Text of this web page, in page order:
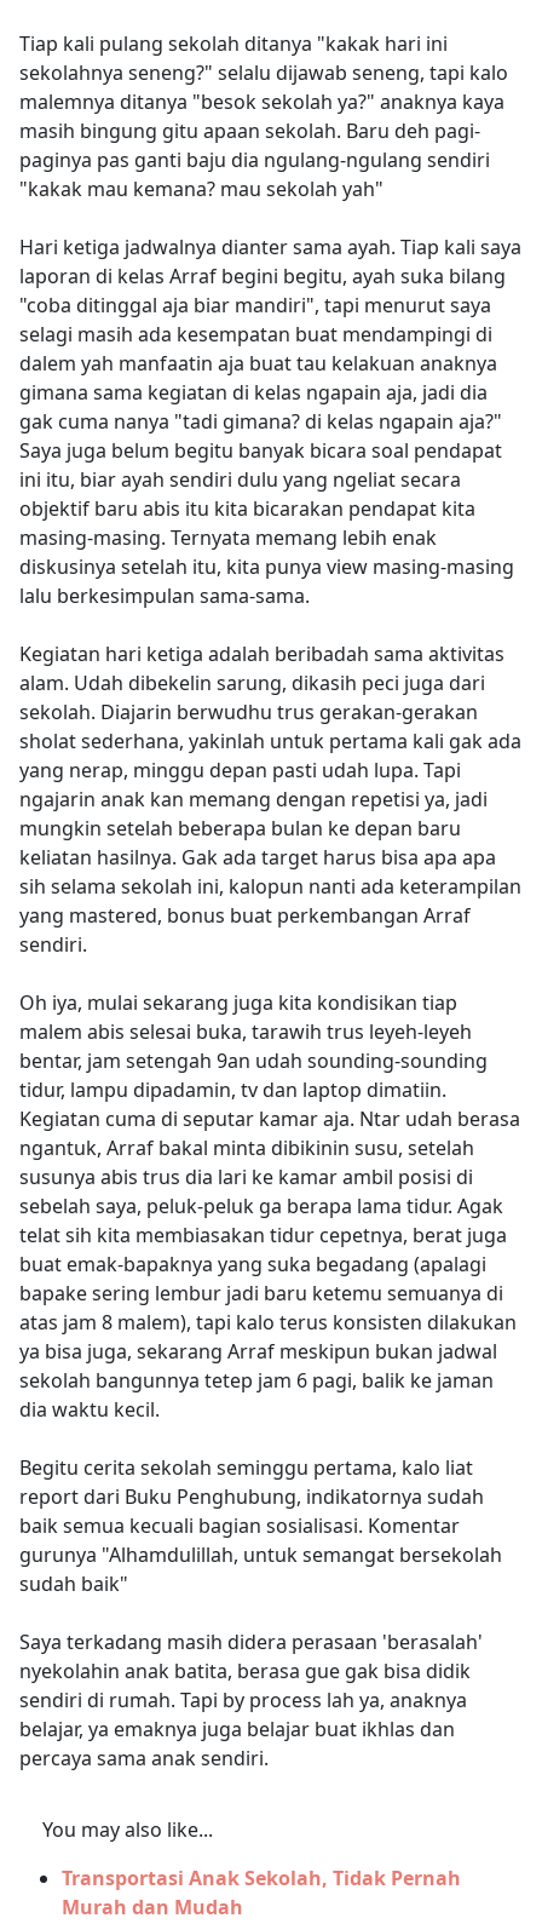
Tiap kali pulang sekolah ditanya "kakak hari ini
sekolahnya seneng?" selalu dijawab seneng, tapi kalo
malemnya ditanya "besok sekolah ya?" anaknya kaya
masih bingung gitu apaan sekolah. Baru deh pagi-
paginya pas ganti baju dia ngulang-ngulang sendiri
"kakak mau kemana? mau sekolah yah"
Hari ketiga jadwalnya dianter sama ayah. Tiap kali saya
laporan di kelas Arraf begini begitu, ayah suka bilang
"coba ditinggal aja biar mandiri", tapi menurut saya
selagi masih ada kesempatan buat mendampingi di
dalem yah manfaatin aja buat tau kelakuan anaknya
gimana sama kegiatan di kelas ngapain aja, jadi dia
gak cuma nanya "tadi gimana? di kelas ngapain aja?"
Saya juga belum begitu banyak bicara soal pendapat
ini itu, biar ayah sendiri dulu yang ngeliat secara
objektif baru abis itu kita bicarakan pendapat kita
masing-masing. Ternyata memang lebih enak
diskusinya setelah itu, kita punya view masing-masing
lalu berkesimpulan sama-sama.
Kegiatan hari ketiga adalah beribadah sama aktivitas
alam. Udah dibekelin sarung, dikasih peci juga dari
sekolah. Diajarin berwudhu trus gerakan-gerakan
sholat sederhana, yakinlah untuk pertama kali gak ada
yang nerap, minggu depan pasti udah lupa. Tapi
ngajarin anak kan memang dengan repetisi ya, jadi
mungkin setelah beberapa bulan ke depan baru
keliatan hasilnya. Gak ada target harus bisa apa apa
sih selama sekolah ini, kalopun nanti ada keterampilan
yang mastered, bonus buat perkembangan Arraf
sendiri.
Oh iya, mulai sekarang juga kita kondisikan tiap
malem abis selesai buka, tarawih trus leyeh-leyeh
bentar, jam setengah 9an udah sounding-sounding
tidur, lampu dipadamin, tv dan laptop dimatiin.
Kegiatan cuma di seputar kamar aja. Ntar udah berasa
ngantuk, Arraf bakal minta dibikinin susu, setelah
susunya abis trus dia lari ke kamar ambil posisi di
sebelah saya, peluk-peluk ga berapa lama tidur. Agak
telat sih kita membiasakan tidur cepetnya, berat juga
buat emak-bapaknya yang suka begadang (apalagi
bapake sering lembur jadi baru ketemu semuanya di
atas jam 8 malem), tapi kalo terus konsisten dilakukan
ya bisa juga, sekarang Arraf meskipun bukan jadwal
sekolah bangunnya tetep jam 6 pagi, balik ke jaman
dia waktu kecil.
Begitu cerita sekolah seminggu pertama, kalo liat
report dari Buku Penghubung, indikatornya sudah
baik semua kecuali bagian sosialisasi. Komentar
gurunya "Alhamdulillah, untuk semangat bersekolah
sudah baik"
Saya terkadang masih didera perasaan 'berasalah'
nyekolahin anak batita, berasa gue gak bisa didik
sendiri di rumah. Tapi by process lah ya, anaknya
belajar, ya emaknya juga belajar buat ikhlas dan
percaya sama anak sendiri.
You may also like...
Transportasi Anak Sekolah, Tidak Pernah
Murah dan Mudah